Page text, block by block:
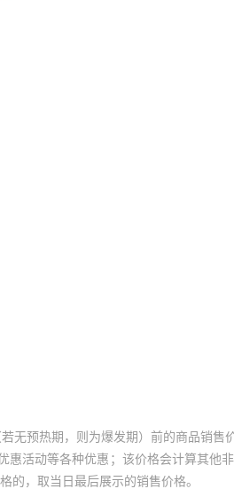
无预热期，则为爆发期）前的商品销售
惠活动等各种优惠；该价格会计算其他
，取当日最后展示的销售价格。